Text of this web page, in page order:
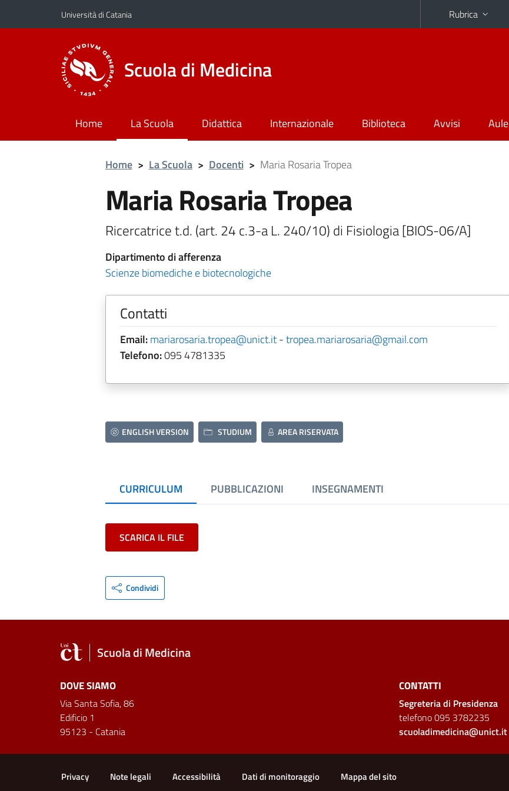
Vai al contenuto principale
Vai al menu di navigazione
Università di Catania Rubrica
Scuola di Medicina
Home La Scuola Didattica Internazionale Biblioteca Avvisi Aule
Home > La Scuola > Docenti > Maria Rosaria Tropea
Maria Rosaria Tropea
Ricercatrice t.d. (art. 24 c.3-a L. 240/10) di Fisiologia [BIOS-06/A]
Dipartimento di afferenza
Scienze biomediche e biotecnologiche
Contatti
Email:mariarosaria.tropea@unict.it-tropea.mariarosaria@gmail.com
Telefono:095 4781335
ENGLISH VERSION STUDIUM AREA RISERVATA
CURRICULUM PUBBLICAZIONI INSEGNAMENTI
SCARICA IL FILE
Condividi
Scuola di Medicina
DOVE SIAMO
Via Santa Sofia, 86
Edificio 1
95123 - Catania
CONTATTI
Segreteria di Presidenza
telefono 095 3782235
scuoladimedicina@unict.it
Privacy Note legali Accessibilità Dati di monitoraggio Mappa del sito